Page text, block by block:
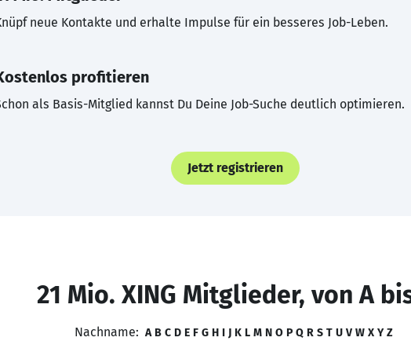
neue Kontakte und erhalte Impulse für ein besseres Job-Leben.
profitieren
als Basis-Mitglied kannst Du Deine Job-Suche deutlich optimieren.
Jetzt registrieren
21 Mio. XING Mitglieder, von A
Nachname: A B C D E F G H I J K L M N O P Q R S T U V W X Y Z